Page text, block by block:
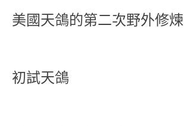
美國天鴿的第二次野外修煉
初試天鴿